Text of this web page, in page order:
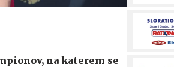
na katerem se